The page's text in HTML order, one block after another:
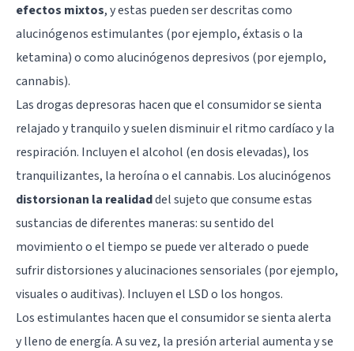
efectos mixtos, y estas pueden ser descritas como
alucinógenos estimulantes (por ejemplo,éxtasiso la
ketamina) o como alucinógenos depresivos (por ejemplo,
cannabis).
Las drogas depresoras hacen que el consumidor se sienta
relajado y tranquilo y suelen disminuir el ritmo cardíaco y la
respiración. Incluyen el alcohol (en dosis elevadas), los
tranquilizantes, la heroína o el cannabis. Los alucinógenos
distorsionan la realidaddel sujeto que consume estas
sustancias de diferentes maneras: su sentido del
movimiento o el tiempo se puede ver alterado o puede
sufrir distorsiones y alucinaciones sensoriales (por ejemplo,
visuales o auditivas). Incluyen el LSDo los hongos.
Los estimulantes hacen que el consumidor se sienta alerta
y lleno de energía. A su vez, la presión arterial aumenta y se